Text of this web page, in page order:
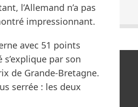
l’Allemand n’a pas
impressionnant.
avec 51 points
par son
de Grande-Bretagne.
serrée : les deux